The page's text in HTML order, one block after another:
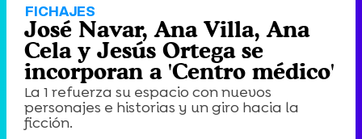
FICHAJES
José Navar, Ana Villa, Ana
Cela y Jesús Ortega se
incorporan a 'Centro médico'
La 1 refuerza su espacio con nuevos
personajes e historias y un giro hacia la
ficción.